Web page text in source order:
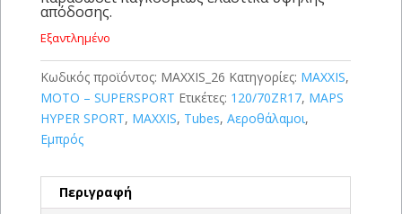
απόδοσης.
Εξαντλημένο
Κωδικός προϊόντος: MAXXIS_26 Κατηγορίες: MAXXIS,
MOTO – SUPERSPORT Ετικέτες: 120/70ZR17, MAPS
HYPER SPORT, MAXXIS, Tubes, Αεροθάλαμοι,
Εμπρός
Περιγραφή